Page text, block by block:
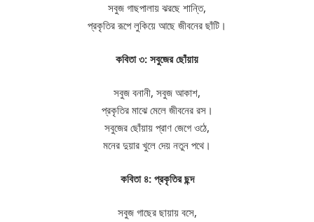
সবুজ গাছপালায় ঝরছে শান্তি,
প্রকৃতির রূপে লুকিয়ে আছে জীবনের ছাঁটি।
কবিতা ৩: সবুজের ছোঁয়ায়
সবুজ বনানী, সবুজ আকাশ,
প্রকৃতির মাঝে মেলে জীবনের রস।
সবুজের ছোঁয়ায় প্রাণ জেগে ওঠে,
মনের দুয়ার খুলে দেয় নতুন পথে।
কবিতা ৪: প্রকৃতির ছন্দ
সবুজ গাছের ছায়ায় বসে,